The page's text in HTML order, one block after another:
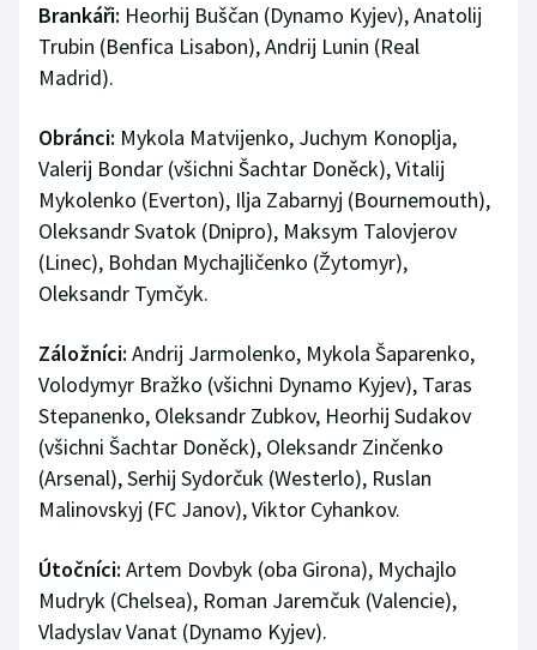
Brankáři: Heorhij Buščan (Dynamo Kyjev), Anatolij
Trubin (Benfica Lisabon), Andrij Lunin (Real
Madrid).
Obránci: Mykola Matvijenko, Juchym Konoplja,
Valerij Bondar (všichni Šachtar Doněck), Vitalij
Mykolenko (Everton), Ilja Zabarnyj (Bournemouth),
Oleksandr Svatok (Dnipro), Maksym Talovjerov
(Linec), Bohdan Mychajličenko (Žytomyr),
Oleksandr Tymčyk.
Záložníci: Andrij Jarmolenko, Mykola Šaparenko,
Volodymyr Bražko (všichni Dynamo Kyjev), Taras
Stepanenko, Oleksandr Zubkov, Heorhij Sudakov
(všichni Šachtar Doněck), Oleksandr Zinčenko
(Arsenal), Serhij Sydorčuk (Westerlo), Ruslan
Malinovskyj (FC Janov), Viktor Cyhankov.
Útočníci: Artem Dovbyk (oba Girona), Mychajlo
Mudryk (Chelsea), Roman Jaremčuk (Valencie),
Vladyslav Vanat (Dynamo Kyjev).